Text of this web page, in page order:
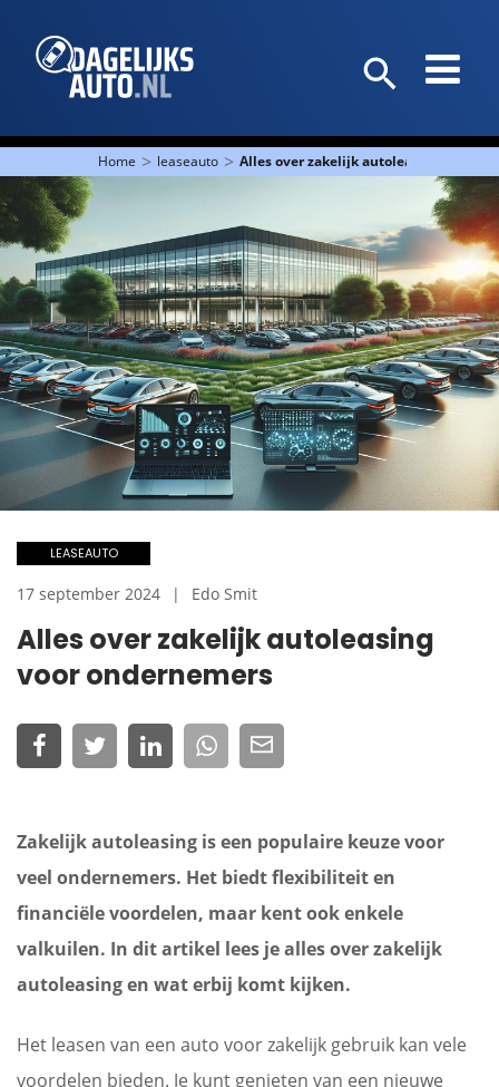
Home > leaseauto > Alles over zakelijk autoleasing voor
Alles over zakelijk autoleasing
voor ondernemers
LEASEAUTO
17 september 2024 Edo Smit
Zakelijk autoleasing is een populaire keuze voor
veel ondernemers. Het biedt flexibiliteit en
financiële voordelen, maar kent ook enkele
valkuilen. In dit artikel lees je alles over zakelijk
autoleasing en wat erbij komt kijken.
Het leasen van een auto voor zakelijk gebruik kan vele
voordelen bieden. Je kunt genieten van een nieuwe